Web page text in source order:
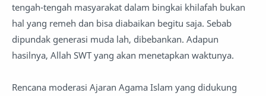
tengah-tengah masyarakat dalam bingkai khilafah bukan
hal yang remeh dan bisa diabaikan begitu saja. Sebab
dipundak generasi muda lah, dibebankan. Adapun
hasilnya, Allah SWT yang akan menetapkan waktunya.
Rencana moderasi Ajaran Agama Islam yang didukung